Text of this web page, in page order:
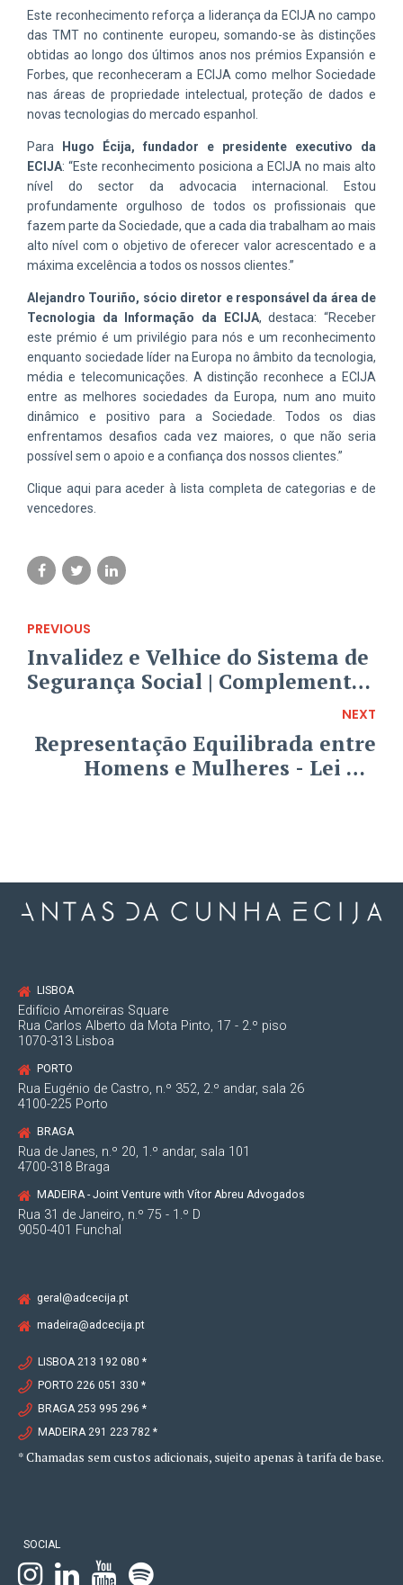
Este reconhecimento reforça a liderança da ECIJA no campo
das TMT no continente europeu, somando-se às distinções
obtidas ao longo dos últimos anos nos prémios Expansión e
Forbes, que reconheceram a ECIJA como melhor Sociedade
nas áreas de propriedade intelectual, proteção de dados e
novas tecnologias do mercado espanhol.
Para Hugo Écija, fundador e presidente executivo da
ECIJA: “Este reconhecimento posiciona a ECIJA no mais alto
nível do sector da advocacia internacional. Estou
profundamente orgulhoso de todos os profissionais que
fazem parte da Sociedade, que a cada dia trabalham ao mais
alto nível com o objetivo de oferecer valor acrescentado e a
máxima excelência a todos os nossos clientes.”
Alejandro Touriño, sócio diretor e responsável da área de
Tecnologia da Informação da ECIJA, destaca: “Receber
este prémio é um privilégio para nós e um reconhecimento
enquanto sociedade líder na Europa no âmbito da tecnologia,
média e telecomunicações. A distinção reconhece a ECIJA
entre as melhores sociedades da Europa, num ano muito
dinâmico e positivo para a Sociedade. Todos os dias
enfrentamos desafios cada vez maiores, o que não seria
possível sem o apoio e a confiança dos nossos clientes.”
Clique aqui para aceder à lista completa de categorias e de
vencedores.
PREVIOUS
Invalidez e Velhice do Sistema de
Segurança Social | Complemento
Extraordinário para Pensões de
Mínimos
NEXT
Representação Equilibrada entre
Homens e Mulheres - Lei n.º
LISBOA
Edifício Amoreiras Square
Rua Carlos Alberto da Mota Pinto, 17 - 2.º piso
1070-313 Lisboa
PORTO
Rua Eugénio de Castro, n.º 352, 2.º andar, sala 26
4100-225 Porto
BRAGA
Rua de Janes, n.º 20, 1.º andar, sala 101
4700-318 Braga
MADEIRA - Joint Venture with Vítor Abreu Advogados
Rua 31 de Janeiro, n.º 75 - 1.º D
9050-401 Funchal
geral@adcecija.pt
madeira@adcecija.pt
LISBOA 213 192 080 *
PORTO 226 051 330 *
BRAGA 253 995 296 *
MADEIRA 291 223 782 *
* Chamadas sem custos adicionais, sujeito apenas à tarifa de base.
SOCIAL